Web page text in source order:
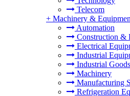
Telecom
+ Machinery &
Automation
Construction &
Electrical
Industrial
Industrial Goods
Machinery
Manufacturing
Refrigeration